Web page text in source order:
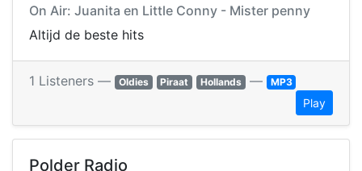
On Air: Juanita en Little Conny - Mister penny
Altijd de beste hits
1 Listeners — Oldies Piraat Hollands — MP3
Play
Polder Radio